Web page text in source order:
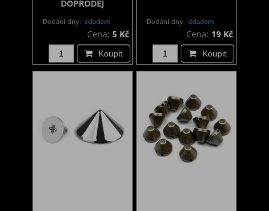
DOPRODEJ
Dodání dny: skladem
Cena: 5 Kč
Koupit
Dodání dny: skladem
Cena: 19 Kč
Koupit